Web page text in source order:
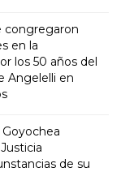
congregaron
en la
los 50 años del
Angelelli en
de su